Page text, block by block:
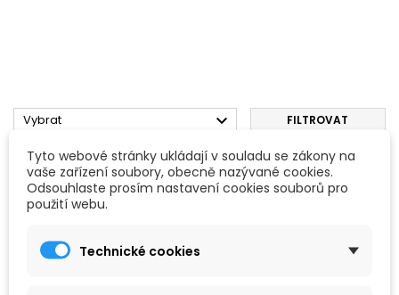
Vybrat  FILTROVAT
Zobrazení 1-1 z 1 položek
Oblíbené
Tyto webové stránky ukládají v souladu se zákony na
vaše zařízení soubory, obecně nazývané cookies.
Odsouhlaste prosím nastavení cookies souborů pro
použití webu.
Technické cookies